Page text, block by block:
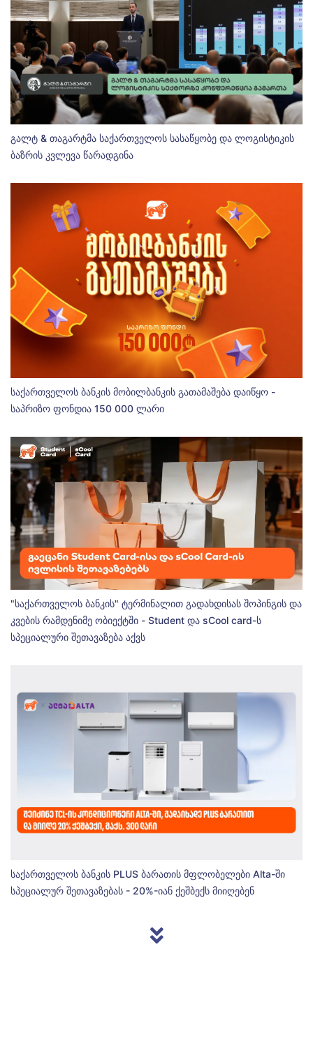
გალტ & თაგარტმა საქართველოს სასაწყობე და ლოგისტიკის
ბაზრის კვლევა წარადგინა
საქართველოს ბანკის მობილბანკის გათამაშება დაიწყო -
საპრიზო ფონდია 150 000 ლარი
"საქართველოს ბანკის" ტერმინალით გადახდისას შოპინგის და
კვების რამდენიმე ობიექტში - Student და sCool card-ს
სპეციალური შეთავაზება აქვს
საქართველოს ბანკის PLUS ბარათის მფლობელები Alta-ში
სპეციალურ შეთავაზებას - 20%-იან ქეშბექს მიიღებენ